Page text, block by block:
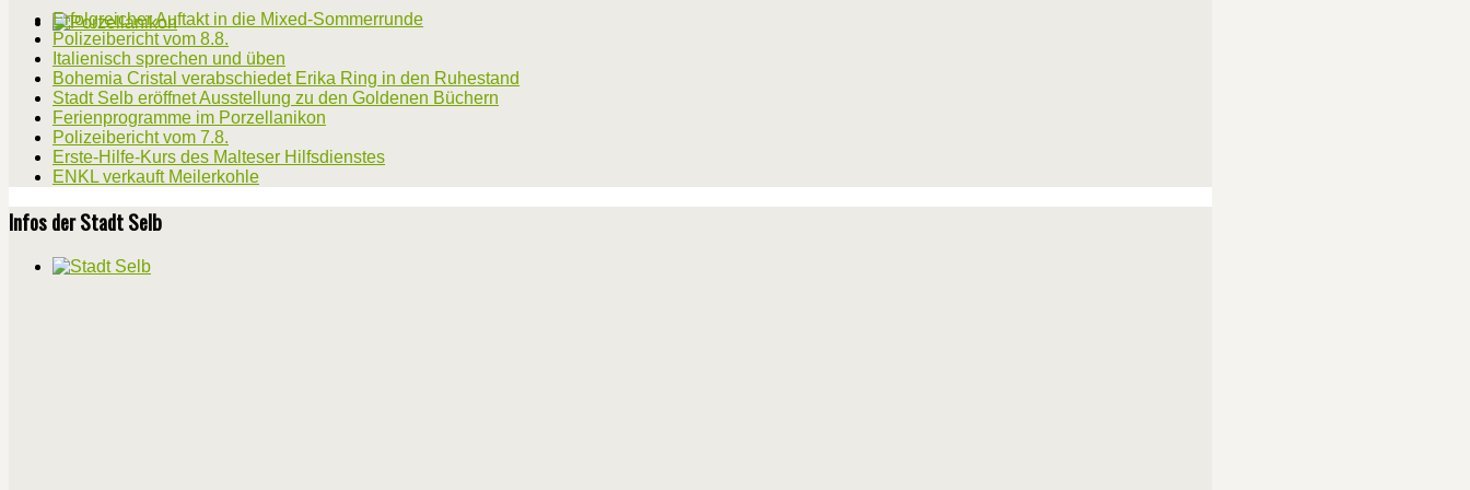
Erfolgreicher Auftakt in die Mixed-Sommerrunde
Polizeibericht vom 8.8.
Italienisch sprechen und üben
Bohemia Cristal verabschiedet Erika Ring in den Ruhestand
Stadt Selb eröffnet Ausstellung zu den Goldenen Büchern
Ferienprogramme im Porzellanikon
Polizeibericht vom 7.8.
Erste-Hilfe-Kurs des Malteser Hilfsdienstes
ENKL verkauft Meilerkohle
Infos der Stadt Selb